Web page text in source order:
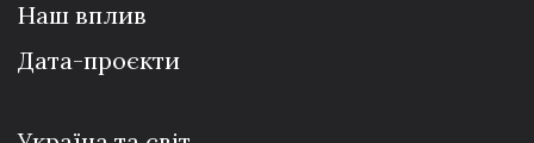
Наш вплив
Дата-проєкти